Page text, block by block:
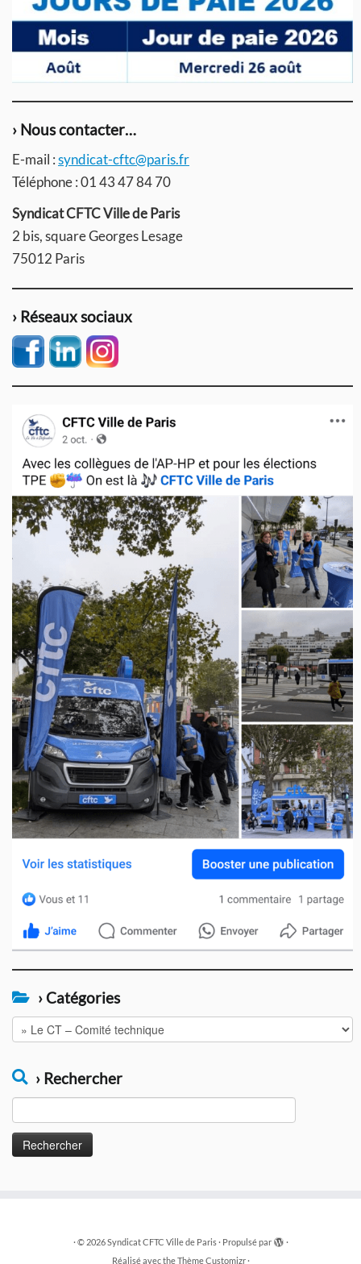
› Nous contacter…
E-mail :syndicat-cftc@paris.fr
Téléphone : 01 43 47 84 70
Syndicat CFTC Ville de Paris
2 bis, square Georges Lesage
75012 Paris
› Réseaux sociaux
› Catégories
Catégories
› Rechercher
·© 2026Syndicat CFTC Ville de Paris · Propulsé par
·
Réalisé avec theThème Customizr·